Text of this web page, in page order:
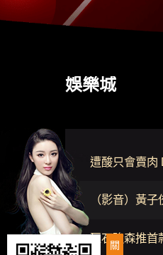
娛樂城
遭酸只會賣肉
（影音）黃
巨石強森推首
關